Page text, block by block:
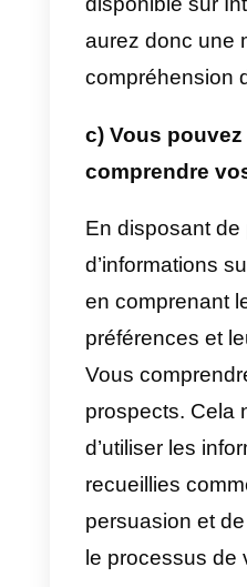
a) Faciliter
ventes
En utilisant
optimisons
méthodes
contacter et
Nous ne
également
messagerie
utilisées